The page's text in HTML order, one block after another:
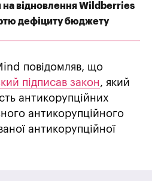
на відновлення Wildberries
дефіциту бюджету
повідомляв, що
підписав закон, який
антикорупційних
антикорупційного
антикорупційної